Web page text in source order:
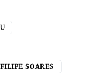
SOARES